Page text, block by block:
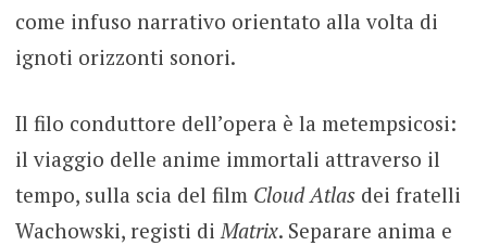
come infuso narrativo orientato alla volta di
ignoti orizzonti sonori.
Il filo conduttore dell’opera è la metempsicosi:
il viaggio delle anime immortali attraverso il
tempo, sulla scia del film Cloud Atlas dei fratelli
Wachowski, registi diMatrix. Separare anima e